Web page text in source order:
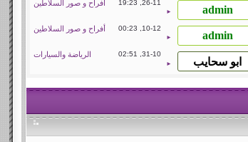
►
26-11, 19:23 أفراح و صور السلاطين
►
10-12, 00:23 أفراح و صور السلاطين
►
31-10, 02:51 الرياضة والسيارات